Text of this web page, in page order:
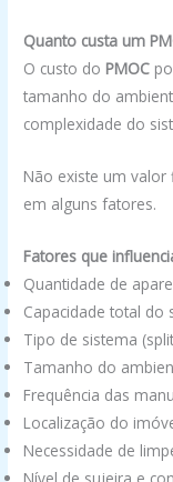
Quanto custa um
O custo do PMOC
tamanho do
complexidade do
Não existe um
em alguns fatores.
Fatores que
Quantidade de
Capacidade total do
Tipo de sistema
Tamanho do
Frequência das
Localização do
Necessidade de
Nível de sujeira e